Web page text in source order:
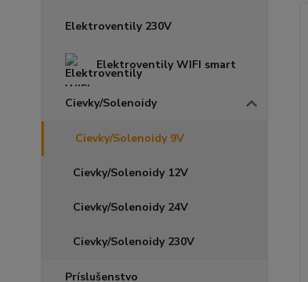
Elektroventily 230V
Elektroventily WIFI smart
Cievky/Solenoidy
Cievky/Solenoidy 9V
Cievky/Solenoidy 12V
Cievky/Solenoidy 24V
Cievky/Solenoidy 230V
Príslušenstvo